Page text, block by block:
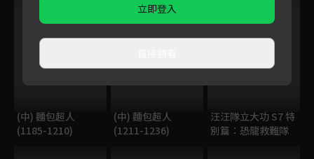
(中) 麵包超人
(1185-1210)
(中) 麵包超人
(1211-1236)
汪汪隊立大功 S7 特
別篇：恐龍救難隊
立即登入